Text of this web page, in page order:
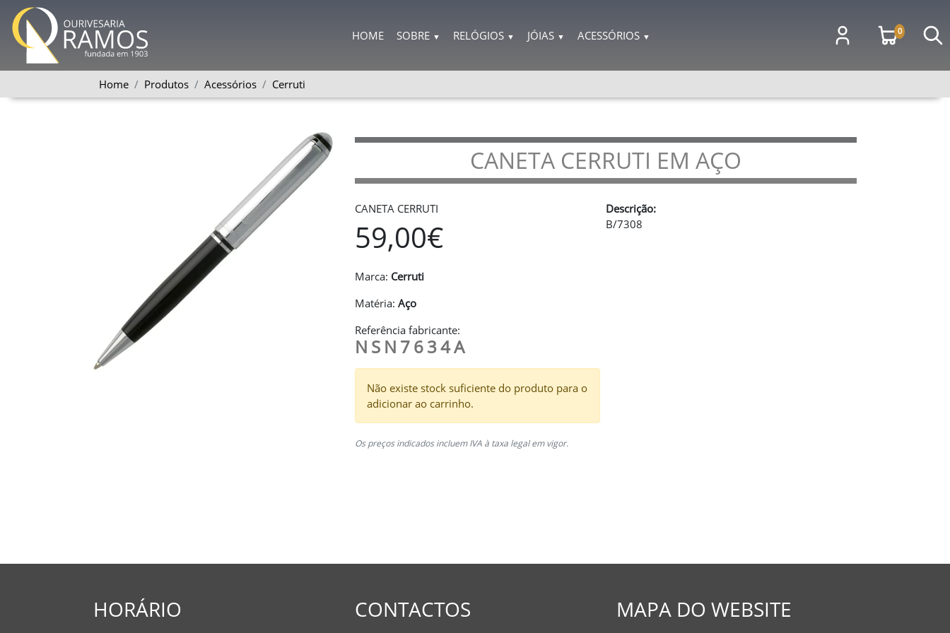
HOME SOBRE ▼ RELÓGIOS ▼ JÓIAS ▼ ACESSÓRIOS ▼ 0
Home Produtos Acessórios Cerruti
CANETA CERRUTI EM AÇO
CANETA CERRUTI
59,00€
Marca: Cerruti
Matéria: Aço
Referência fabricante:
NSN7634A
Não existe stock suficiente do produto para o
adicionar ao carrinho.
Os preços indicados incluem IVA à taxa legal em vigor.
Descrição:
B/7308
HORÁRIO CONTACTOS MAPA DO WEBSITE